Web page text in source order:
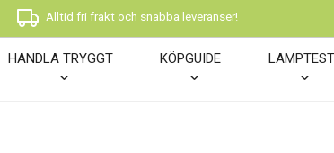
Alltid fri frakt och snabba leveranser!
HANDLA TRYGGT KÖPGUIDE LAMPTEST